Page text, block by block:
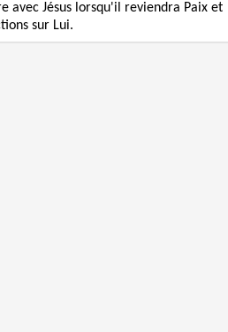
avec Jésus lorsqu'il reviendra Paix et
sur Lui.